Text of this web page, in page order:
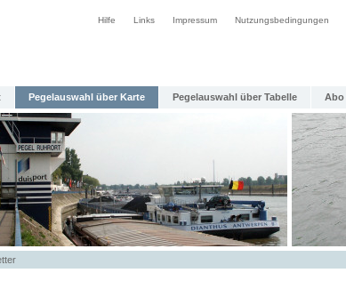
Hilfe Links Impressum Nutzungsbedingungen
Pegelauswahl über Karte Pegelauswahl über Tabelle Abo